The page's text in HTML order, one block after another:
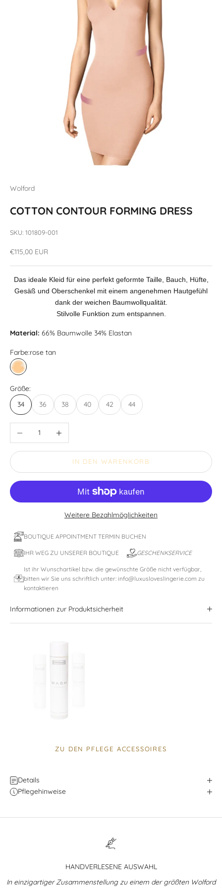
Wolford
COTTON CONTOUR FORMING DRESS
SKU: 101809-001
Angebot
€115,00 EUR
Das ideale Kleid für eine perfekt geformte Taille, Bauch, Hüfte,
Gesäß und Oberschenkel mit einem angenehmen Hautgefühl
dank der weichen Baumwollqualität.
Stilvolle Funktion zum entspannen.
Material: 66% Baumwolle 34% Elastan
Farbe:rose tan
rose tan
Größe:
34
36 38 40 42 44
Anzahl verringern
IN DEN WARENKORB
Weitere Bezahlmöglichkeiten
BOUTIQUE APPOINTMENT TERMIN BUCHEN
IHR WEG ZU UNSERER BOUTIQUE GESCHENKSERVICE
Ist ihr Wunschartikel bzw. die gewünschte Größe nicht verfügbar,
bitten wir Sie uns schriftlich unter: info@luxusloveslingerie.com zu
kontaktieren
Informationen zur Produktsicherheit
ZU DEN PFLEGE ACCESSOIRES
Details
Pflegehinweise
HANDVERLESENE AUSWAHL
In einzigartiger Zusammenstellung zu einem der größten Wolford